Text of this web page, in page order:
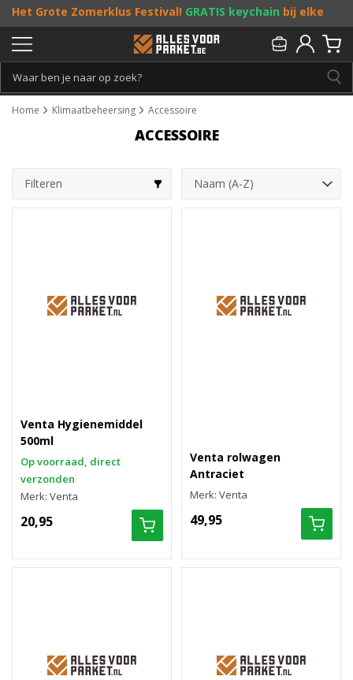
Het Grote Zomerklus Festival! GRATIS keychain bij elke
bestelling vanaf €25, entoffe acties! Doe je mee?
Persoonlijk & gratis advies:013 - 207 00 01
Home Klimaatbeheersing Accessoire
ACCESSOIRE
Filteren
Venta Hygienemiddel
500ml
Op voorraad, direct
verzonden
Merk: Venta
20,95
Venta rolwagen
Antraciet
Merk: Venta
49,95